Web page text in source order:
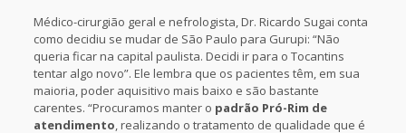
Médico-cirurgião geral e nefrologista, Dr. Ricardo Sugai conta
como decidiu se mudar de São Paulo para Gurupi: “Não
queria ficar na capital paulista. Decidi ir para o Tocantins
tentar algo novo”. Ele lembra que os pacientes têm, em sua
maioria, poder aquisitivo mais baixo e são bastante
carentes. “Procuramos manter o padrão Pró-Rim de
atendimento, realizando o tratamento de qualidade que é